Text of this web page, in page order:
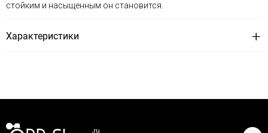
стойким и насыщенным он становится.
Характеристики